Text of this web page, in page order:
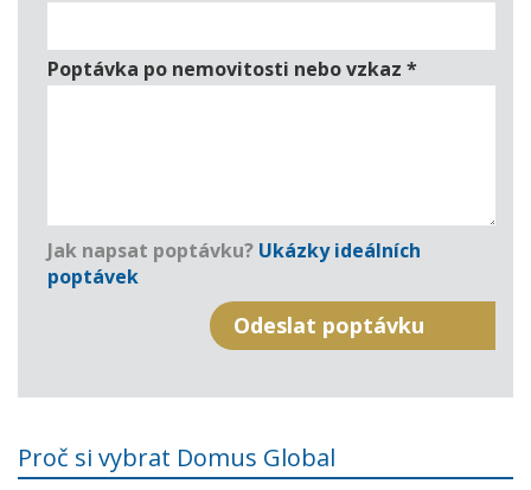
Poptávka po nemovitosti nebo vzkaz *
Jak napsat poptávku? Ukázky ideálních
poptávek
Proč si vybrat Domus Global